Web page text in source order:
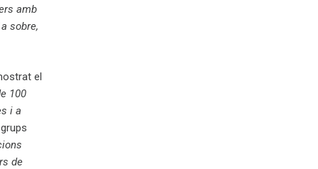
amb
sobre,
el
100
i a
de